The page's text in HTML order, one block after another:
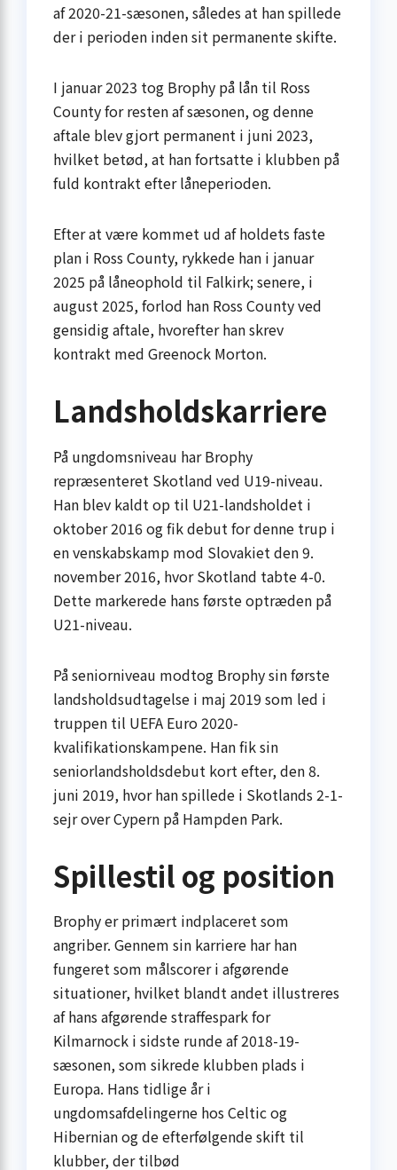
af 2020-21-sæsonen, således at han spillede
der i perioden inden sit permanente skifte.
I januar 2023 tog Brophy på lån til Ross
County for resten af sæsonen, og denne
aftale blev gjort permanent i juni 2023,
hvilket betød, at han fortsatte i klubben på
fuld kontrakt efter låneperioden.
Efter at være kommet ud af holdets faste
plan i Ross County, rykkede han i januar
2025 på låneophold til Falkirk; senere, i
august 2025, forlod han Ross County ved
gensidig aftale, hvorefter han skrev
kontrakt med Greenock Morton.
Landsholdskarriere
På ungdomsniveau har Brophy
repræsenteret Skotland ved U19-niveau.
Han blev kaldt op til U21-landsholdet i
oktober 2016 og fik debut for denne trup i
en venskabskamp mod Slovakiet den 9.
november 2016, hvor Skotland tabte 4-0.
Dette markerede hans første optræden på
U21-niveau.
På seniorniveau modtog Brophy sin første
landsholdsudtagelse i maj 2019 som led i
truppen til UEFA Euro 2020-
kvalifikationskampene. Han fik sin
seniorlandsholdsdebut kort efter, den 8.
juni 2019, hvor han spillede i Skotlands 2-1-
sejr over Cypern på Hampden Park.
Spillestil og position
Brophy er primært indplaceret som
angriber. Gennem sin karriere har han
fungeret som målscorer i afgørende
situationer, hvilket blandt andet illustreres
af hans afgørende straffespark for
Kilmarnock i sidste runde af 2018-19-
sæsonen, som sikrede klubben plads i
Europa. Hans tidlige år i
ungdomsafdelingerne hos Celtic og
Hibernian og de efterfølgende skift til
klubber, der tilbød